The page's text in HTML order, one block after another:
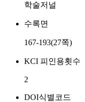
학술저널
수록면
167-193(27쪽)
KCI 피인용횟수
2
DOI식별코드